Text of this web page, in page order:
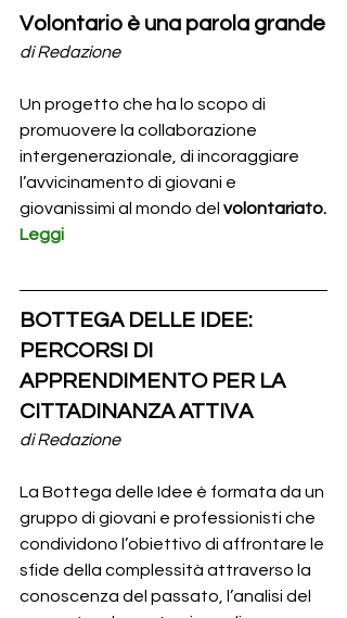
Volontario è una parola grande
di Redazione
Un progetto che ha lo scopo di
promuovere la collaborazione
intergenerazionale, di incoraggiare
l’avvicinamento di giovani e
giovanissimi al mondo del volontariato.
Leggi
BOTTEGA DELLE IDEE:
PERCORSI DI
APPRENDIMENTO PER LA
CITTADINANZA ATTIVA
di Redazione
La Bottega delle Idee è formata da un
gruppo di giovani e professionisti che
condividono l’obiettivo di affrontare le
sfide della complessità attraverso la
conoscenza del passato, l’analisi del